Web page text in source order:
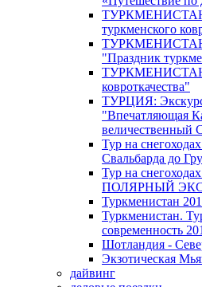
ТУРКМЕНИСТАН:
туркменского
ТУРКМЕНИСТАН:
"Праздник
ТУРКМЕНИСТАН:
ковроткачества"
ТУРЦИЯ:
"Впечатляющая
величественный
Тур на
Свальбарда до
Тур на
ПОЛЯРНЫЙ
Туркменистан
Туркменистан.
современность
Шотландия -
Экзотическая
дайвинг